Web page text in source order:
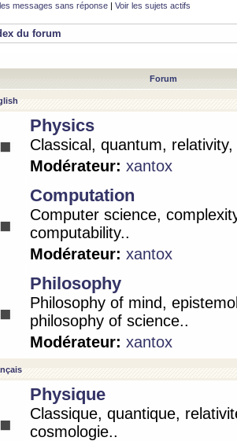
messages sans réponse | Voir les sujets actifs
du forum
Forum
Physics
Classical, quantum,
Modérateur: xantox
Computation
Computer science,
computability..
Modérateur: xantox
Philosophy
Philosophy of mind,
philosophy of science..
Modérateur: xantox
Physique
Classique, quantique,
cosmologie..